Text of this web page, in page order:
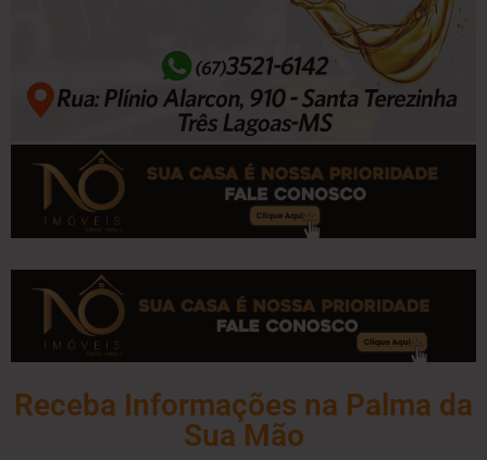
Receba Informações na Palma da
Sua Mão